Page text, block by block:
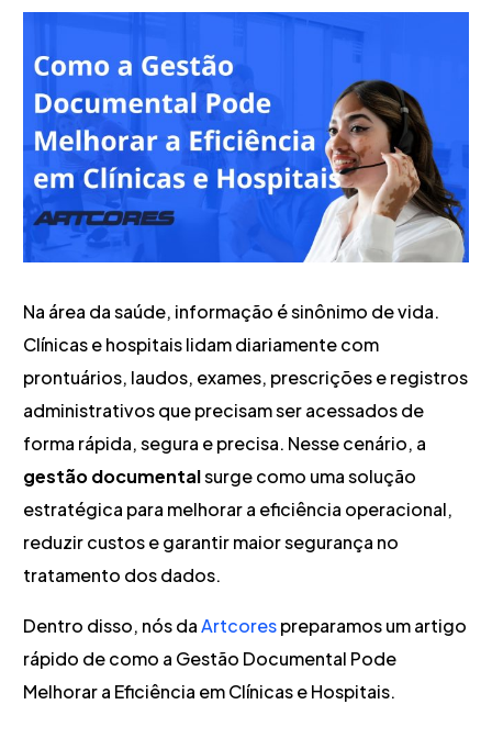
Na área da saúde, informação é sinônimo de vida.
Clínicas e hospitais lidam diariamente com
prontuários, laudos, exames, prescrições e registros
administrativos que precisam ser acessados de
forma rápida, segura e precisa. Nesse cenário, a
gestão documentalsurge como uma solução
estratégica para melhorar a eficiência operacional,
reduzir custos e garantir maior segurança no
tratamento dos dados.
Dentro disso, nós daArtcorespreparamos um artigo
rápido de como a Gestão Documental Pode
Melhorar a Eficiência em Clínicas e Hospitais.